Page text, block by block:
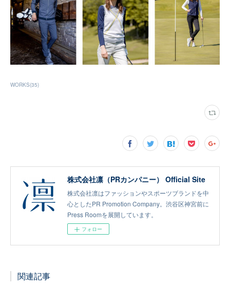
WORKS(35)
株式会社凛（PRカンパニー） Official Site
株式会社凛はファッションやスポーツブランドを中
心としたPR Promotion Company。渋谷区神宮前に
Press Roomを展開しています。
フォロー
関連記事